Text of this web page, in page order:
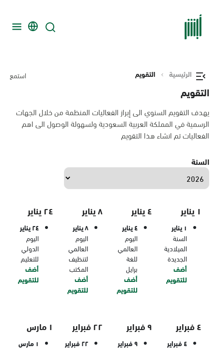
الرئيسية التقويم استمع
التقويم
يهدف التقويم السنوي الى إبراز الفعاليات المنظمة من خلال الجهات
الرسمية في المملكة العربية السعودية ولسهولة الوصول الى اهم
الفعاليات تم انشاء هذا التقويم
السنة
١ يناير
١ يناير
السنة
الميلادية
الجديدة
أضف
للتقويم
٤ يناير
٤ يناير
اليوم
العالمي
للغة
برايل
أضف
للتقويم
٨ يناير
٨ يناير
اليوم
العالمي
لتنظيف
المكتب
أضف
للتقويم
٢٤ يناير
٢٤ يناير
اليوم
الدولي
للتعليم
أضف
للتقويم
٤ فبراير
٤ فبراير
٩ فبراير
٩ فبراير
٢٢ فبراير
٢٢ فبراير
١ مارس
١ مارس